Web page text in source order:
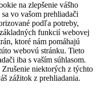
na zlepšenie vášho
vo vašom prehliadači
podľa potreby,
funkcií webovej
ktoré nám pomáhajú
webovú stránku. Tieto
iba s vaším súhlasom.
niektorých z týchto
zážitok z prehliadania.